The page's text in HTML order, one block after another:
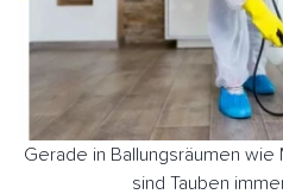
Gerade in Ballungsräumen
sind Tauben